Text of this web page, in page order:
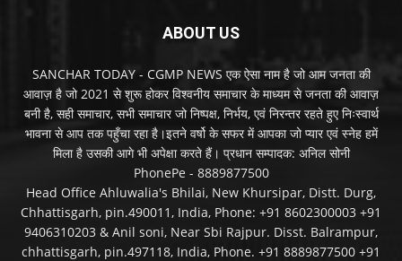
ABOUT US
SANCHAR TODAY - CGMP NEWS एक ऐसा नाम है जो आम जनता की
आवाज़ है जो 2021 से शुरू होकर विश्वनीय समाचार के माध्यम से जनता की आवाज़
बनी है, सही समाचार, सभी समाचार जो निष्पक्ष, निर्भय, एवं निरन्तर रहते हुए निःस्वार्थ
भावना से आप तक पहुँचा रहा है।इतने वर्षो के सफर में आपका जो प्यार एवं स्नेह हमें
मिला है उसकी आगे भी अपेक्षा करते हैं। प्रधान सम्पादक: अनिल सोनी
PhonePe - 8889877500
Head Office Ahluwalia's Bhilai, New Khursipar, Distt. Durg,
Chhattisgarh, pin.490011, India, Phone: +91 8602300003 +91
9406310203 & Anil soni, Near Sbi Rajpur. Disst. Balrampur,
chhattisgarh, pin.497118, India, Phone. +91 8889877500 +91